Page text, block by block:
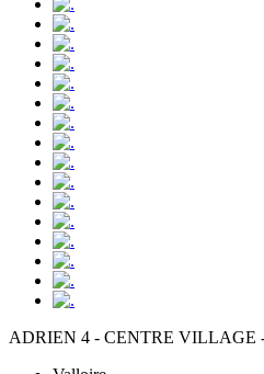
ADRIEN 4 - CENTRE VILLAGE -